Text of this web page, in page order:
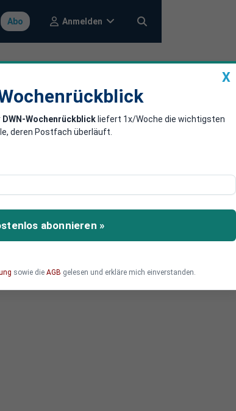
Abo Anmelden
steckt
der Druck, auf
EU wirklich – und
Politik ein
X
DWN-Wochenrückblick liefert 1x/Woche die wichtigsten
deren Postfach überläuft.
abonnieren »
sowie die AGB gelesen und erkläre mich einverstanden.